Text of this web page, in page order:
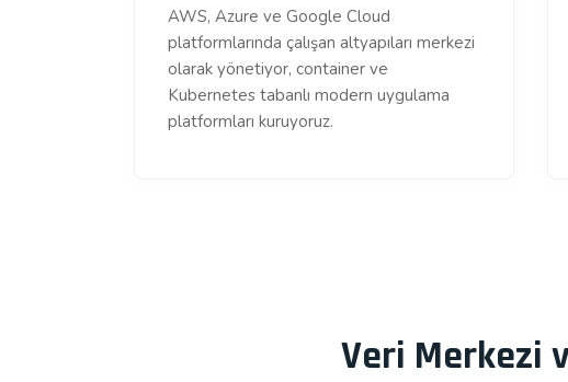
AWS, Azure ve Google Cloud
platformlarında çalışan altyapıları merkezi
olarak yönetiyor, container ve
Kubernetes tabanlı modern uygulama
platformları kuruyoruz.
Veri Merkezi